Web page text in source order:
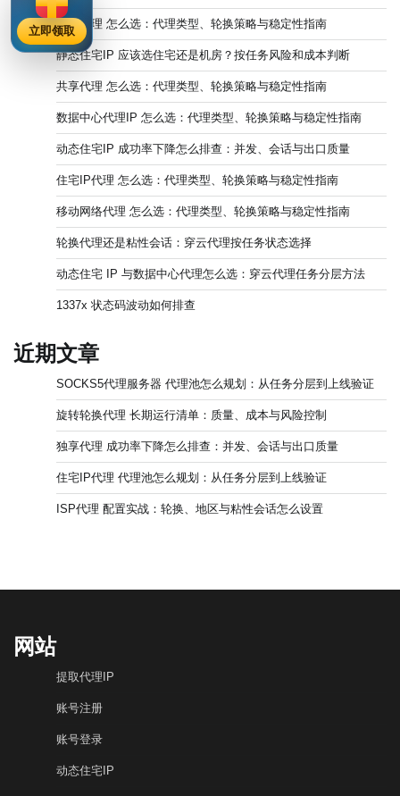
独享代理 怎么选：代理类型、轮换策略与稳定性指南
静态住宅IP 应该选住宅还是机房？按任务风险和成本判断
共享代理 怎么选：代理类型、轮换策略与稳定性指南
数据中心代理IP 怎么选：代理类型、轮换策略与稳定性指南
动态住宅IP 成功率下降怎么排查：并发、会话与出口质量
住宅IP代理 怎么选：代理类型、轮换策略与稳定性指南
移动网络代理 怎么选：代理类型、轮换策略与稳定性指南
轮换代理还是粘性会话：穿云代理按任务状态选择
动态住宅 IP 与数据中心代理怎么选：穿云代理任务分层方法
1337x 状态码波动如何排查
近期文章
SOCKS5代理服务器 代理池怎么规划：从任务分层到上线验证
旋转轮换代理 长期运行清单：质量、成本与风险控制
独享代理 成功率下降怎么排查：并发、会话与出口质量
住宅IP代理 代理池怎么规划：从任务分层到上线验证
ISP代理 配置实战：轮换、地区与粘性会话怎么设置
网站
提取代理IP
账号注册
账号登录
动态住宅IP
立即领取